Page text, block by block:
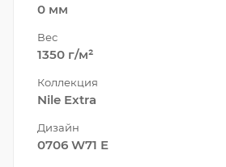
0 мм
Вес
1350 г/м²
Коллекция
Nile Extra
Дизайн
0706 W71 E